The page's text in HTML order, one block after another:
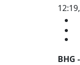
BHG -